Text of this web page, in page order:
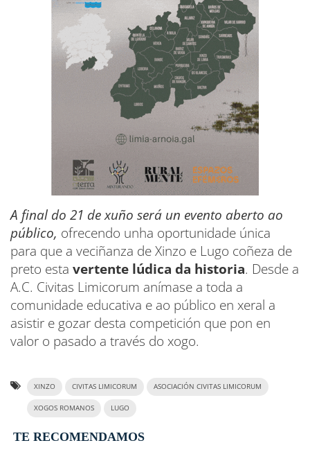
A final do 21 de xuño será un evento aberto ao
público, ofrecendo unha oportunidade única
para que a veciñanza de Xinzo e Lugo coñeza de
preto esta vertente lúdica da historia. Desde a
A.C. Civitas Limicorum anímase a toda a
comunidade educativa e ao público en xeral a
asistir e gozar desta competición que pon en
valor o pasado a través do xogo.
XINZO CIVITAS LIMICORUM ASOCIACIÓN CIVITAS LIMICORUM
XOGOS ROMANOS LUGO
TE RECOMENDAMOS